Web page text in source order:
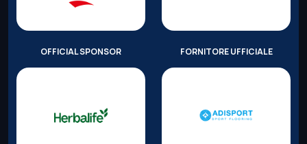
OFFICIAL SPONSOR FORNITORE UFFICIALE